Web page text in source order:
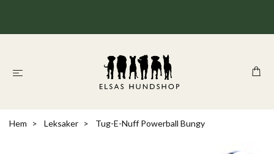
Hem Leksaker Tug-E-Nuff Powerball Bungy